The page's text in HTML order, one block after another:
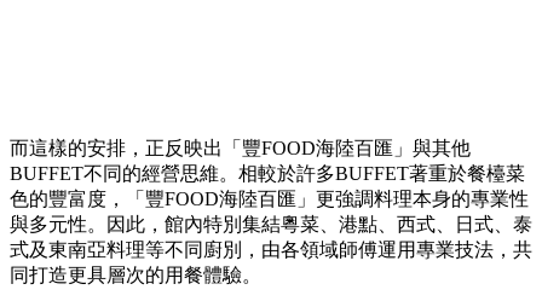
而這樣的安排，正反映出「豐FOOD海陸百匯」與其他
BUFFET不同的經營思維。相較於許多BUFFET著重於餐檯菜
色的豐富度，「豐FOOD海陸百匯」更強調料理本身的專業性
與多元性。因此，館內特別集結粵菜、港點、西式、日式、泰
式及東南亞料理等不同廚別，由各領域師傅運用專業技法，共
同打造更具層次的用餐體驗。